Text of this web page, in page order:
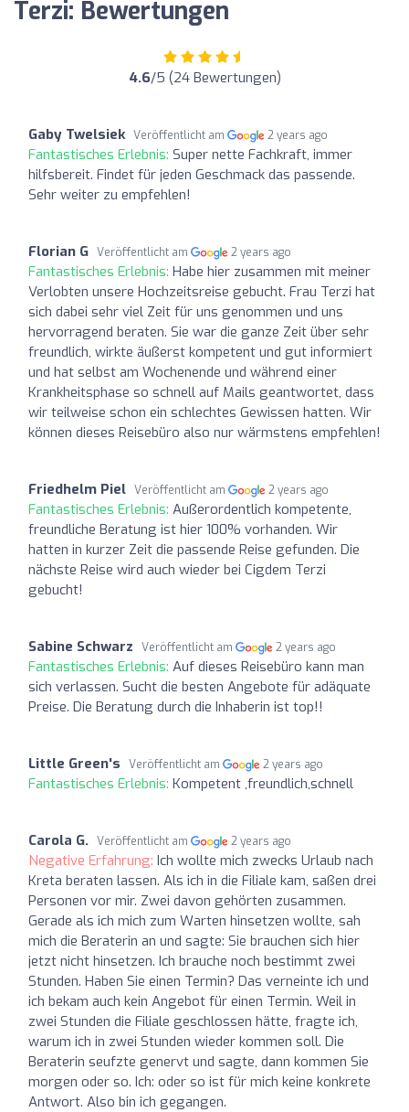
Terzi: Bewertungen
4.6/5 (24 Bewertungen)
Gaby Twelsiek Veröffentlicht am 2 years ago
Fantastisches Erlebnis: Super nette Fachkraft, immer
hilfsbereit. Findet für jeden Geschmack das passende.
Sehr weiter zu empfehlen!
Florian G Veröffentlicht am 2 years ago
Fantastisches Erlebnis: Habe hier zusammen mit meiner
Verlobten unsere Hochzeitsreise gebucht. Frau Terzi hat
sich dabei sehr viel Zeit für uns genommen und uns
hervorragend beraten. Sie war die ganze Zeit über sehr
freundlich, wirkte äußerst kompetent und gut informiert
und hat selbst am Wochenende und während einer
Krankheitsphase so schnell auf Mails geantwortet, dass
wir teilweise schon ein schlechtes Gewissen hatten. Wir
können dieses Reisebüro also nur wärmstens empfehlen!
Friedhelm Piel Veröffentlicht am 2 years ago
Fantastisches Erlebnis: Außerordentlich kompetente,
freundliche Beratung ist hier 100% vorhanden. Wir
hatten in kurzer Zeit die passende Reise gefunden. Die
nächste Reise wird auch wieder bei Cigdem Terzi
gebucht!
Sabine Schwarz Veröffentlicht am 2 years ago
Fantastisches Erlebnis: Auf dieses Reisebüro kann man
sich verlassen. Sucht die besten Angebote für adäquate
Preise. Die Beratung durch die Inhaberin ist top!!
Little Green's Veröffentlicht am 2 years ago
Fantastisches Erlebnis: Kompetent ,freundlich,schnell
Carola G. Veröffentlicht am 2 years ago
Negative Erfahrung: Ich wollte mich zwecks Urlaub nach
Kreta beraten lassen. Als ich in die Filiale kam, saßen drei
Personen vor mir. Zwei davon gehörten zusammen.
Gerade als ich mich zum Warten hinsetzen wollte, sah
mich die Beraterin an und sagte: Sie brauchen sich hier
jetzt nicht hinsetzen. Ich brauche noch bestimmt zwei
Stunden. Haben Sie einen Termin? Das verneinte ich und
ich bekam auch kein Angebot für einen Termin. Weil in
zwei Stunden die Filiale geschlossen hätte, fragte ich,
warum ich in zwei Stunden wieder kommen soll. Die
Beraterin seufzte genervt und sagte, dann kommen Sie
morgen oder so. Ich: oder so ist für mich keine konkrete
Antwort. Also bin ich gegangen.